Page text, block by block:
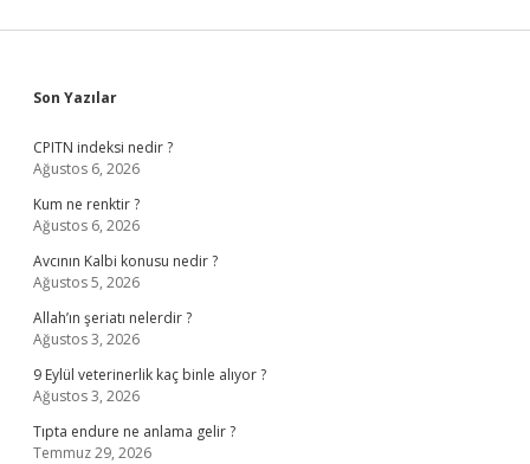
Sidebar
Son Yazılar
CPITN indeksi nedir ?
Ağustos 6, 2026
Kum ne renktir ?
Ağustos 6, 2026
Avcının Kalbi konusu nedir ?
Ağustos 5, 2026
Allah’ın şeriatı nelerdir ?
Ağustos 3, 2026
9 Eylül veterinerlik kaç binle alıyor ?
Ağustos 3, 2026
Tıpta endure ne anlama gelir ?
Temmuz 29, 2026